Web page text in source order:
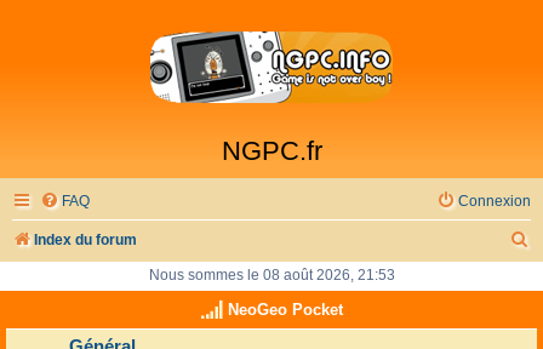
NGPC.fr
FAQ Connexion
Index du forum
h
Nous sommes le 08 août 2026, 21:53
NeoGeo Pocket